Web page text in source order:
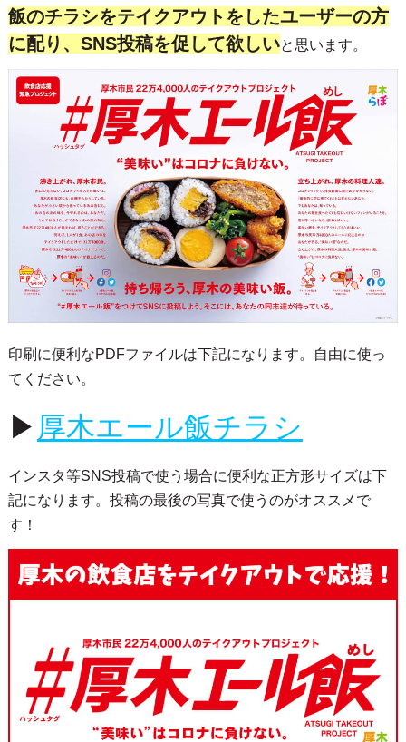
飯のチラシをテイクアウトをしたユーザーの方
に配り、SNS投稿を促して欲しいと思います。
印刷に便利なPDFファイルは下記になります。自由に使っ
てください。
▶ 厚木エール飯チラシ
インスタ等SNS投稿で使う場合に便利な正方形サイズは下
記になります。投稿の最後の写真で使うのがオススメで
す！